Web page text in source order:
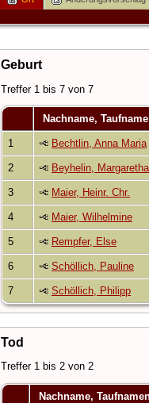
Geburt
Treffer 1 bis 7 von 7
Nachname,
1 Bechtlin, Anna Maria
2 Beyhelin, Margaretha
3 Maier, Heinr. Chr.
4 Maier, Wilhelmine
5 Rempfer, Else
6 Schöllich, Pauline
7 Schöllich, Philipp
Tod
Treffer 1 bis 2 von 2
Nachname,